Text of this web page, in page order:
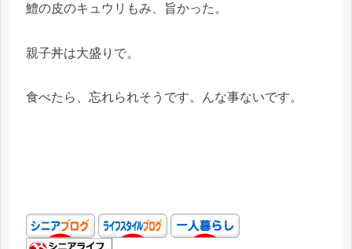
鱧の皮のキュウリもみ、旨かった。
親子丼は大盛りで。
食べたら、忘れられそうです。んな事ないです。